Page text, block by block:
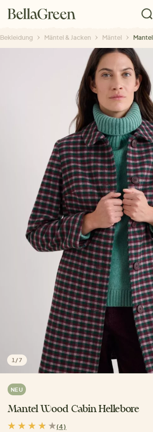
Bekleidung Mäntel & Jacken Mäntel
1 /7
NEU
Mantel Wood Cabin Hellebore
(4)